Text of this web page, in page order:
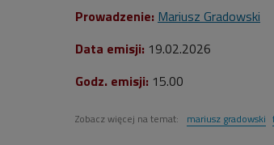
Prowadzenie: Mariusz Gradowski
Data emisji: 19.02.2026
Godz. emisji: 15.00
Zobacz więcej na temat: mariusz gradowski